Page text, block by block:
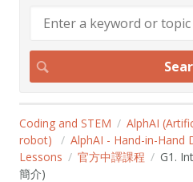
Coding and STEM
AlphAI
robot)
AlphAI - Hand-in-Hand
Lessons
官方中譯課程
G1.
簡介)